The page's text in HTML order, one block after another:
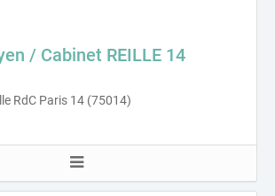
/ Cabinet REILLE 14
RdC Paris 14 (75014)